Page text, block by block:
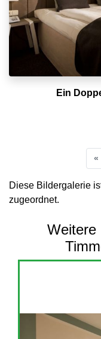
Ein
«
Diese Bildergalerie
zugeordnet.
Weitere